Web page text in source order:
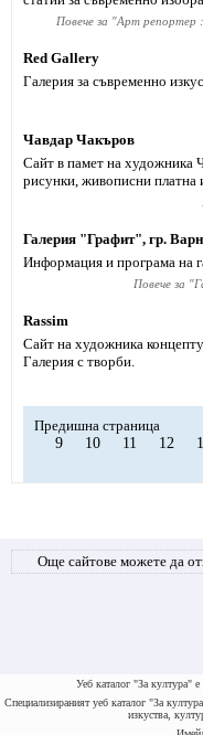
Повече за "Арт репортер
Red Gallery
Галерия за съвременно
Чавдар Чакъров
Сайт в памет на художника
рисунки, живописни платна
Галерия "Графит", гр.
Информация и програма на
Повече за "
Rassim
Сайт на художника
Галерия с творби.
Предишна страница
9
10 11 12
Още сайтове можете да
Уеб каталог "За
Специализираният уеб каталог "За
изкуства,